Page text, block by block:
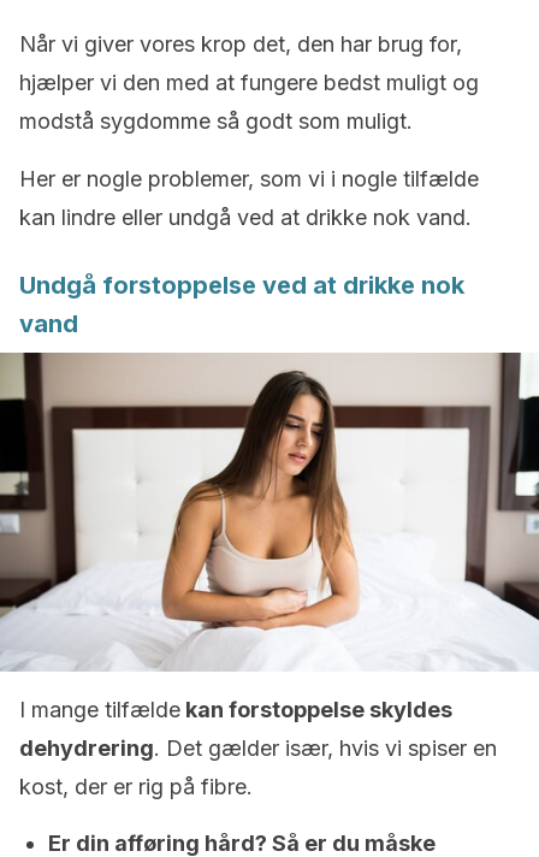
Når vi giver vores krop det, den har brug for,
hjælper vi den med at fungere bedst muligt og
modstå sygdomme så godt som muligt.
Her er nogle problemer, som vi i nogle tilfælde
kan lindre eller undgå ved at drikke nok vand.
Undgå forstoppelse ved at drikke nok
vand
I mange tilfælde kan forstoppelse skyldes
dehydrering. Det gælder især, hvis vi spiser en
kost, der er rig på fibre.
Er din afføring hård? Så er du måske